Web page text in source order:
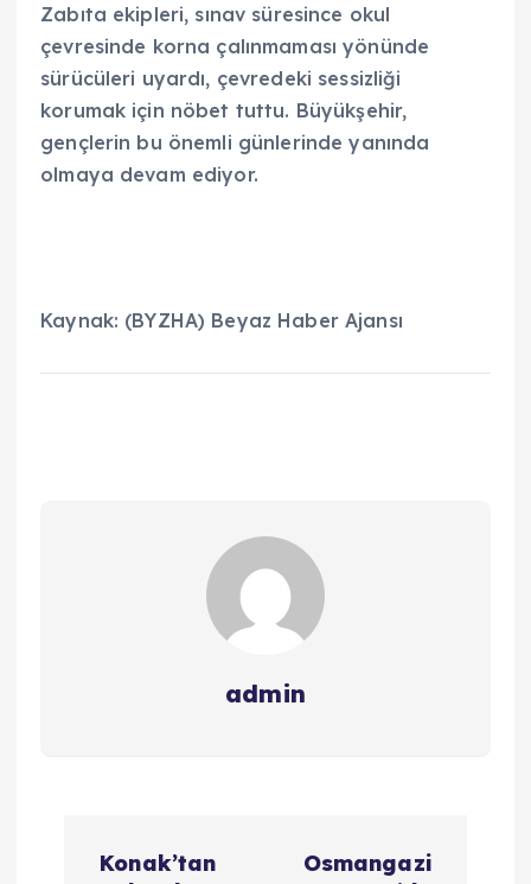
Zabıta ekipleri, sınav süresince okul
çevresinde korna çalınmaması yönünde
sürücüleri uyardı, çevredeki sessizliği
korumak için nöbet tuttu. Büyükşehir,
gençlerin bu önemli günlerinde yanında
olmaya devam ediyor.
Kaynak: (BYZHA) Beyaz Haber Ajansı
admin
Konak’tan
Osmangazi